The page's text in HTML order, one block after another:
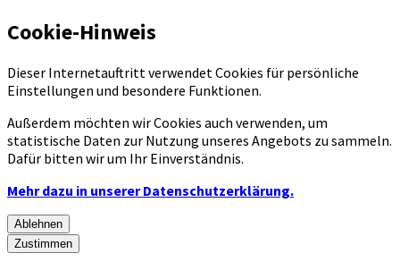
Cookie-Hinweis
Dieser Internetauftritt verwendet Cookies für persönliche
Einstellungen und besondere Funktionen.
Außerdem möchten wir Cookies auch verwenden, um
statistische Daten zur Nutzung unseres Angebots zu sammeln.
Dafür bitten wir um Ihr Einverständnis.
Mehr dazu in unserer Datenschutzerklärung.
Ablehnen
Zustimmen